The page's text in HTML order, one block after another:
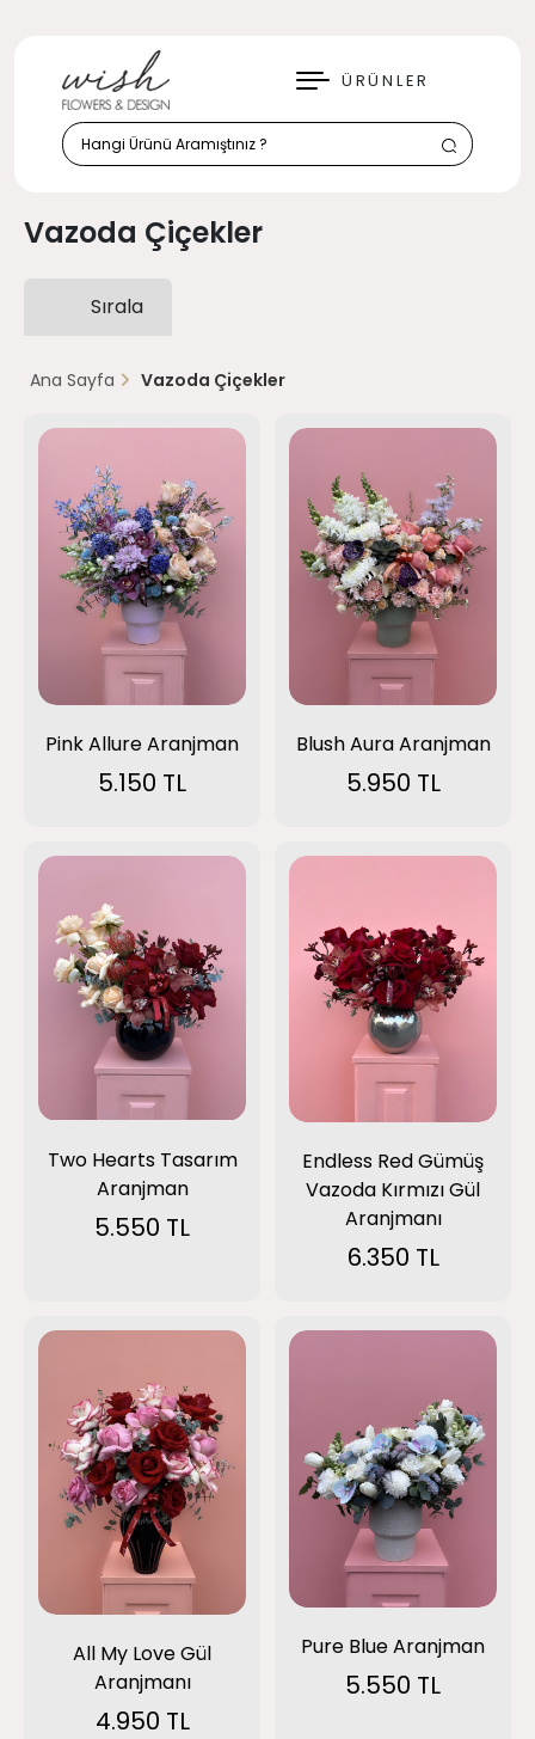
ÜRÜNLER
KAPAT
Vazoda Çiçekler
Sırala
Ana Sayfa Vazoda Çiçekler
Pink Allure Aranjman
5.150 TL
Blush Aura Aranjman
5.950 TL
Two Hearts Tasarım
Aranjman
5.550 TL
Endless Red Gümüş
Vazoda Kırmızı Gül
Aranjmanı
6.350 TL
All My Love Gül
Aranjmanı
4.950 TL
Pure Blue Aranjman
5.550 TL